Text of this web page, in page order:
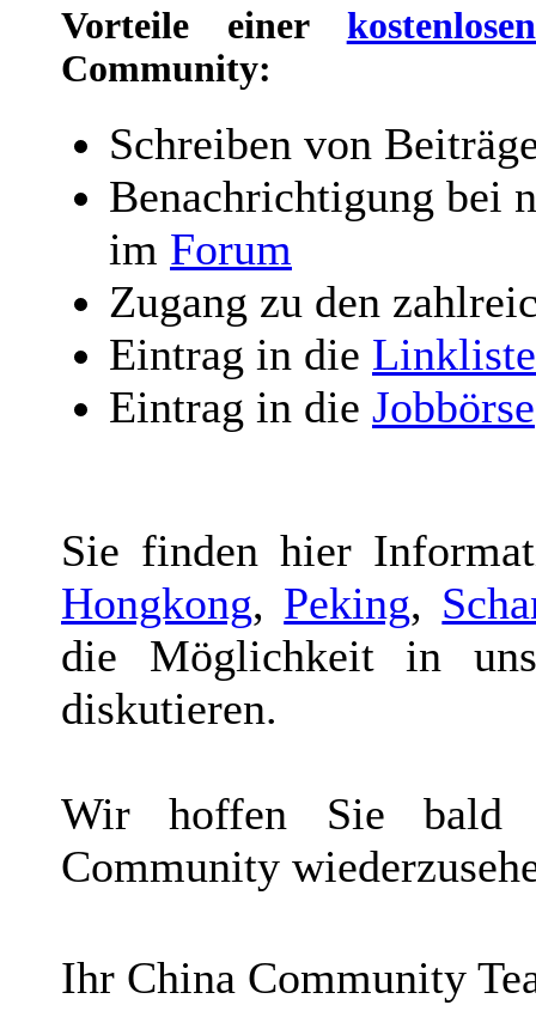
Vorteile einer
Community:
Schreiben von
Benachrichtigung bei
im Forum
Zugang zu den
Eintrag in die
Eintrag in die Jobbörse
Sie finden hier
Hongkong, Peking,
die Möglichkeit in
diskutieren.
Wir hoffen Sie bald
Community
Ihr China Community